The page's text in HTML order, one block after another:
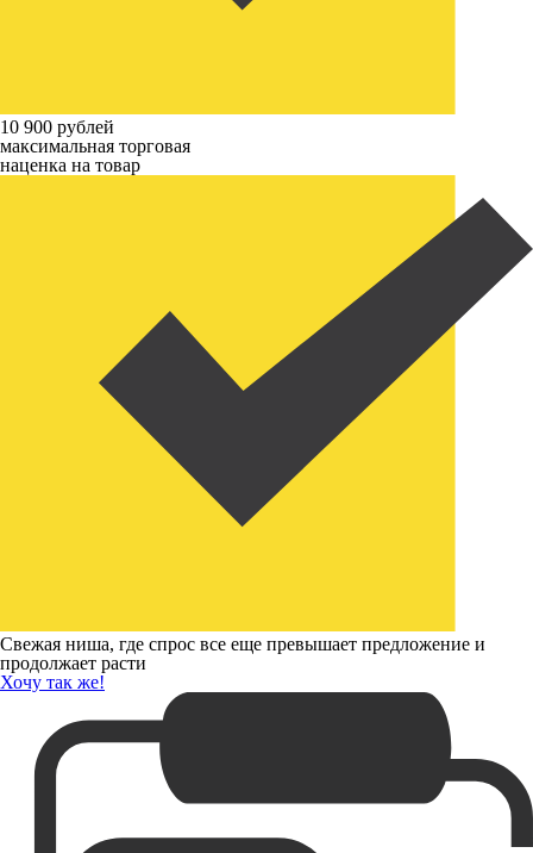
10 900 рублей
максимальная торговая
наценка на товар
Свежая ниша, где спрос все еще превышает предложение и
продолжает расти
Хочу так же!